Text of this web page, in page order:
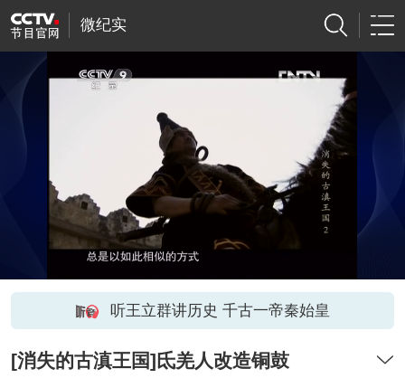
微纪实
听王立群讲历史 千古一帝秦始皇
[消失的古滇王国]氐羌人改造铜鼓